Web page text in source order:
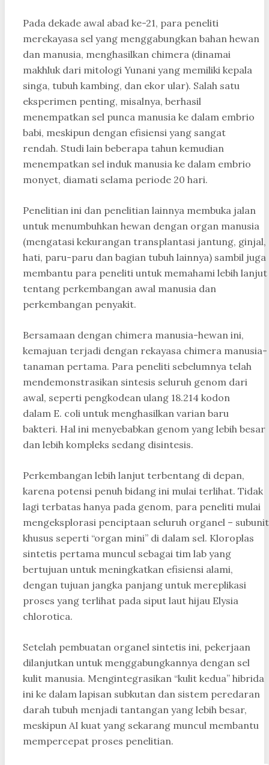
Pada dekade awal abad ke-21, para peneliti
merekayasa sel yang menggabungkan bahan hewan
dan manusia, menghasilkan chimera (dinamai
makhluk dari mitologi Yunani yang memiliki kepala
singa, tubuh kambing, dan ekor ular). Salah satu
eksperimen penting, misalnya, berhasil
menempatkan sel punca manusia ke dalam embrio
babi, meskipun dengan efisiensi yang sangat
rendah. Studi lain beberapa tahun kemudian
menempatkan sel induk manusia ke dalam embrio
monyet, diamati selama periode 20 hari.
Penelitian ini dan penelitian lainnya membuka jalan
untuk menumbuhkan hewan dengan organ manusia
(mengatasi kekurangan transplantasi jantung, ginjal,
hati, paru-paru dan bagian tubuh lainnya) sambil juga
membantu para peneliti untuk memahami lebih lanjut
tentang perkembangan awal manusia dan
perkembangan penyakit.
Bersamaan dengan chimera manusia-hewan ini,
kemajuan terjadi dengan rekayasa chimera manusia-
tanaman pertama. Para peneliti sebelumnya telah
mendemonstrasikan sintesis seluruh genom dari
awal, seperti pengkodean ulang 18.214 kodon
dalam E. coli untuk menghasilkan varian baru
bakteri. Hal ini menyebabkan genom yang lebih besar
dan lebih kompleks sedang disintesis.
Perkembangan lebih lanjut terbentang di depan,
karena potensi penuh bidang ini mulai terlihat. Tidak
lagi terbatas hanya pada genom, para peneliti mulai
mengeksplorasi penciptaan seluruh organel – subunit
khusus seperti “organ mini” di dalam sel. Kloroplas
sintetis pertama muncul sebagai tim lab yang
bertujuan untuk meningkatkan efisiensi alami,
dengan tujuan jangka panjang untuk mereplikasi
proses yang terlihat pada siput laut hijau Elysia
chlorotica.
Setelah pembuatan organel sintetis ini, pekerjaan
dilanjutkan untuk menggabungkannya dengan sel
kulit manusia. Mengintegrasikan “kulit kedua” hibrida
ini ke dalam lapisan subkutan dan sistem peredaran
darah tubuh menjadi tantangan yang lebih besar,
meskipun AI kuat yang sekarang muncul membantu
mempercepat proses penelitian.